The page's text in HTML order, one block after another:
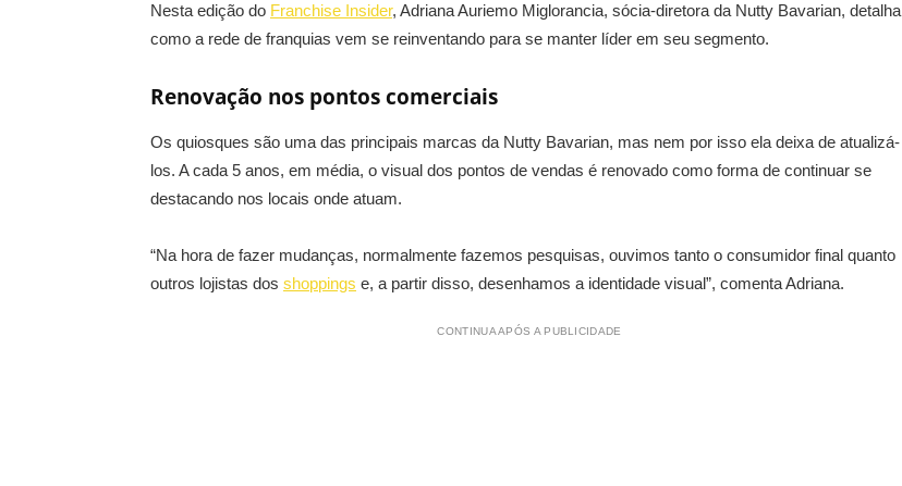
Nesta edição do Franchise Insider, Adriana Auriemo Miglorancia, sócia-diretora da Nutty Bavarian, detalha
como a rede de franquias vem se reinventando para se manter líder em seu segmento.
Renovação nos pontos comerciais
Os quiosques são uma das principais marcas da Nutty Bavarian, mas nem por isso ela deixa de atualizá-
los. A cada 5 anos, em média, o visual dos pontos de vendas é renovado como forma de continuar se
destacando nos locais onde atuam.
“Na hora de fazer mudanças, normalmente fazemos pesquisas, ouvimos tanto o consumidor final quanto
outros lojistas dos shoppings e, a partir disso, desenhamos a identidade visual”, comenta Adriana.
CONTINUA APÓS A PUBLICIDADE